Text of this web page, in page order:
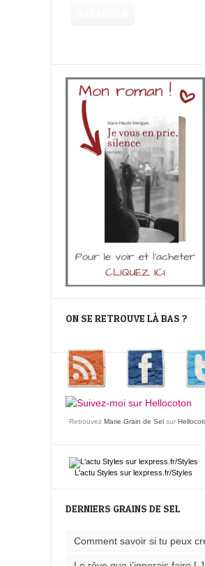
ON SE RETROUVE LÀ BAS ?
Retrouvez Marie Grain de Sel sur
L'actu Styles sur lexpress.fr/Styles
DERNIERS GRAINS DE SEL
Comment savoir si tu peux